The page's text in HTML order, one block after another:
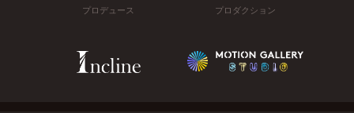
プロデュース プロダクション